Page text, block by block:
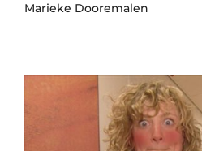
Marieke Dooremalen